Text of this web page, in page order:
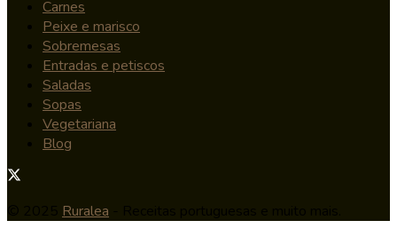
Carnes
Peixe e marisco
Sobremesas
Entradas e petiscos
Saladas
Sopas
Vegetariana
Blog
Ruralea